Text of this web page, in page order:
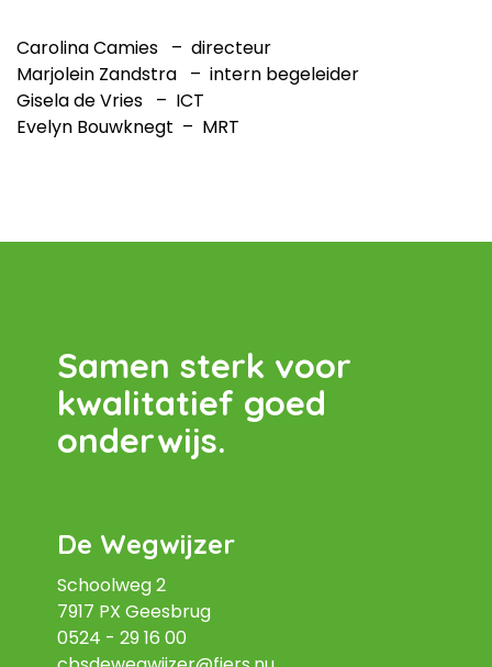
Carolina Camies – directeur
Marjolein Zandstra – intern begeleider
Gisela de Vries – ICT
Evelyn Bouwknegt – MRT
Samen sterk voor
kwalitatief goed
onderwijs.
De Wegwijzer
Schoolweg 2
7917 PX Geesbrug
0524 - 29 16 00